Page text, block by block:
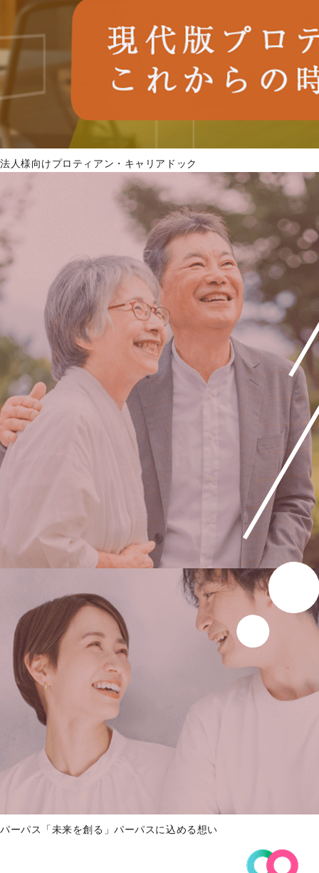
法人様向けプロティアン・キャリアドック
パーパス「未来を創る」パーパスに込める想い